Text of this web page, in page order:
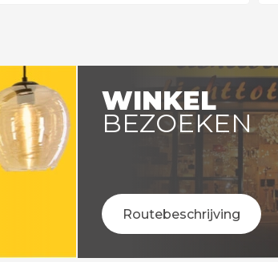
WINKEL
BEZOEKEN
Routebeschrijving